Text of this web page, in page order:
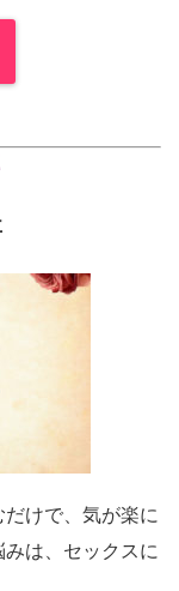
けで、気が楽に
は、セックスに